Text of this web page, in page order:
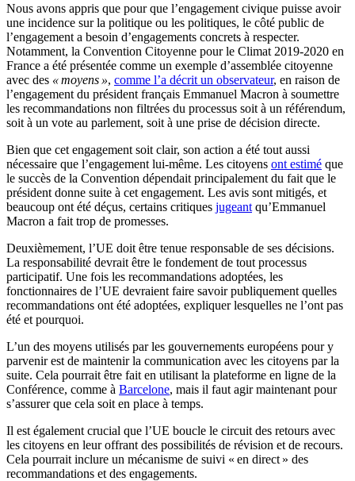
Nous avons appris que pour que l’engagement civique puisse avoir
une incidence sur la politique ou les politiques, le côté public de
l’engagement a besoin d’engagements concrets à respecter.
Notamment, la Convention Citoyenne pour le Climat 2019-2020 en
France a été présentée comme un exemple d’assemblée citoyenne
avec des « moyens », comme l’a décrit un observateur, en raison de
l’engagement du président français Emmanuel Macron à soumettre
les recommandations non filtrées du processus soit à un référendum,
soit à un vote au parlement, soit à une prise de décision directe.
Bien que cet engagement soit clair, son action a été tout aussi
nécessaire que l’engagement lui-même. Les citoyens ont estimé que
le succès de la Convention dépendait principalement du fait que le
président donne suite à cet engagement. Les avis sont mitigés, et
beaucoup ont été déçus, certains critiques jugeant qu’Emmanuel
Macron a fait trop de promesses.
Deuxièmement, l’UE doit être tenue responsable de ses décisions.
La responsabilité devrait être le fondement de tout processus
participatif. Une fois les recommandations adoptées, les
fonctionnaires de l’UE devraient faire savoir publiquement quelles
recommandations ont été adoptées, expliquer lesquelles ne l’ont pas
été et pourquoi.
L’un des moyens utilisés par les gouvernements européens pour y
parvenir est de maintenir la communication avec les citoyens par la
suite. Cela pourrait être fait en utilisant la plateforme en ligne de la
Conférence, comme à Barcelone, mais il faut agir maintenant pour
s’assurer que cela soit en place à temps.
Il est également crucial que l’UE boucle le circuit des retours avec
les citoyens en leur offrant des possibilités de révision et de recours.
Cela pourrait inclure un mécanisme de suivi « en direct » des
recommandations et des engagements.